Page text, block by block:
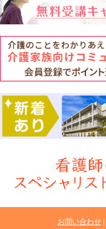
お問い合わせ